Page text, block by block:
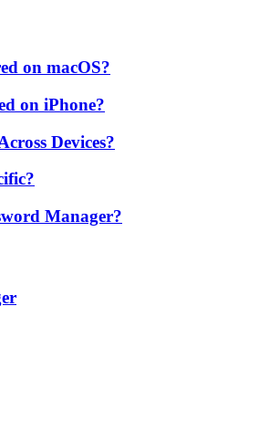
on macOS?
on iPhone?
Devices?
Manager?